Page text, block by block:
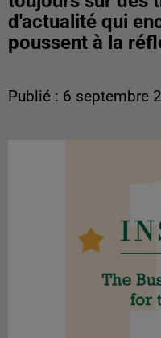
d'actualité qui
poussent à la
Publié : 6 septembre